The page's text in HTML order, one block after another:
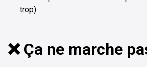
trop)
❌ Ça ne marche